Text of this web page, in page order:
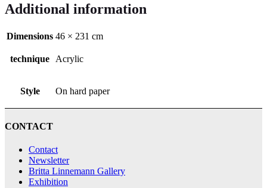
Additional information
Dimensions 46 × 231 cm
technique Acrylic
Style On hard paper
CONTACT
Contact
Newsletter
Britta Linnemann Gallery
Exhibition